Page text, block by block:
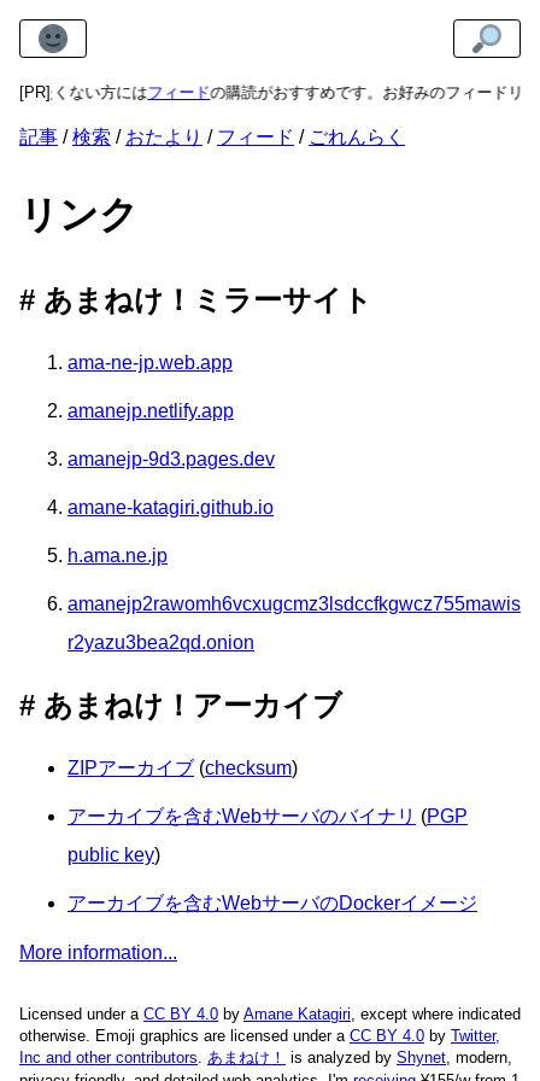
[PR]
したくない方にはフィードの購読がおすすめです。お好みのフィードリ
記事 検索 おたより フィード ごれんらく
リンク
あまねけ！ミラーサイト
ama-ne-jp.web.app
amanejp.netlify.app
amanejp-9d3.pages.dev
amane-katagiri.github.io
h.ama.ne.jp
amanejp2rawomh6vcxugcmz3lsdccfkgwcz755mawis
r2yazu3bea2qd.onion
あまねけ！アーカイブ
ZIPアーカイブ (checksum)
アーカイブを含むWebサーバのバイナリ (PGP
public key)
アーカイブを含むWebサーバのDockerイメージ
More information...
Licensed under a CC BY 4.0 by Amane Katagiri, except where indicated
otherwise. Emoji graphics are licensed under a CC BY 4.0 by Twitter,
Inc and other contributors. あまねけ！ is analyzed by Shynet, modern,